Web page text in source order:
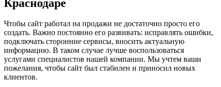
Краснодаре
Чтобы сайт работал на продажи не достаточно просто его
создать. Важно постоянно его развивать: исправлять ошибки,
подключать сторонние сервисы, вносить актуальную
информацию. В таком случае лучше воспользоваться
услугами специалистов нашей компании. Мы учтем ваши
пожелания, чтобы сайт был стабилен и приносил новых
клиентов.